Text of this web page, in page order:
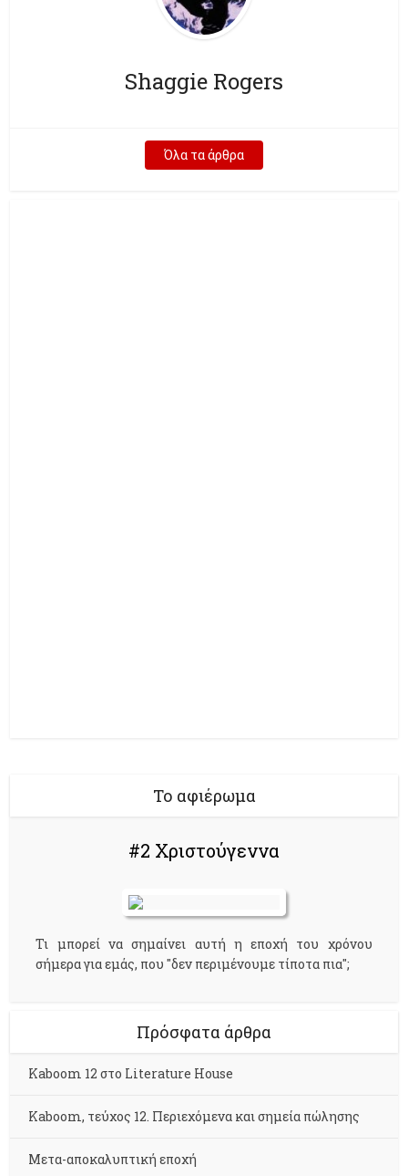
Shaggie Rogers
Όλα τα άρθρα
Το αφιέρωμα
#2 Χριστούγεννα
Τι μπορεί να σημαίνει αυτή η εποχή του χρόνου
σήμερα για εμάς, που "δεν περιμένουμε τίποτα πια";
Πρόσφατα άρθρα
Kaboom 12 στο Literature House
Kaboom, τεύχος 12. Περιεχόμενα και σημεία πώλησης
Μετα-αποκαλυπτική εποχή